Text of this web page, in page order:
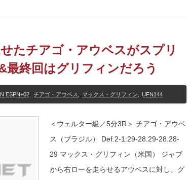
せたチアゴ・アウベスがスプリ
最終回はグリフィンだろう
ESPN+02 チアゴ・アウベス マックス・グリフィン UFN144
＜ウェルター級／5分3R＞ チアゴ・アウベ
ス（ブラジル） Def.2-1:29-28.29-28.28-
29 マックス・グリフィン（米国） ジャブ
から右ローを走らせるアウベスに対し、グ